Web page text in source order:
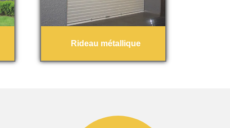
Rideau métallique